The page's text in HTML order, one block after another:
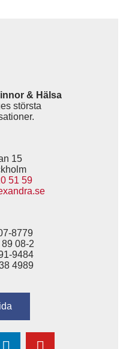
& Hälsa
största
15
51 59
8779
08-2
9484
4989